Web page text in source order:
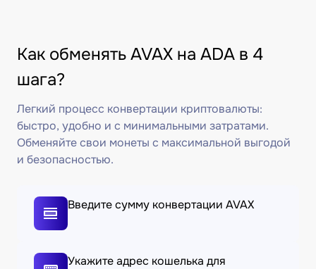
Как обменять AVAX на ADA в 4
шага?
Легкий процесс конвертации криптовалюты:
быстро, удобно и с минимальными затратами.
Обменяйте свои монеты с максимальной выгодой
и безопасностью.
Введите сумму конвертации AVAX
Укажите адрес кошелька для